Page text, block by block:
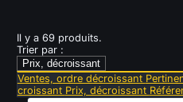
Il y a 69 produits.
Trier par :
Prix, décroissant
Ventes, ordre décroissant
croissant Prix, décroissant